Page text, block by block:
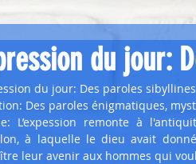
du jour:
du jour: Des paroles sibyllines
Des paroles énigmatiques,
L’expession remonte à
à laquelle le dieu avait
leur avenir aux hommes qui